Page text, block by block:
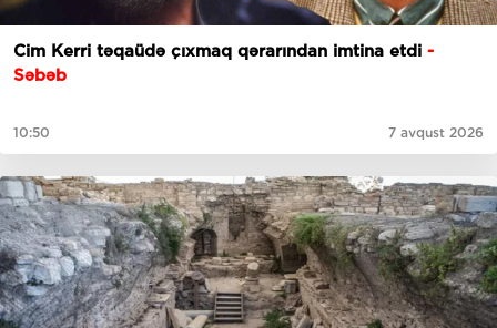
Cim Kerri təqaüdə çıxmaq qərarından imtina etdi -
Səbəb
10:50 7 avqust 2026